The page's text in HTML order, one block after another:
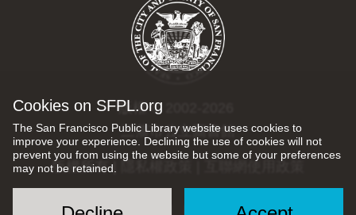
Cookies on SFPL.org
The San Francisco Public Library website uses cookies to
improve your experience. Declining the use of cookies will not
prevent you from using the website but some of your preferences
may not be retained.
版權 © 2002-2026
三藩市公立圖書館
版權所有 |